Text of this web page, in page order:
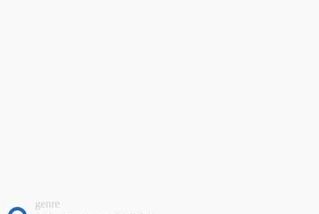
genre